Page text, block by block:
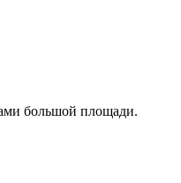
большой площади.